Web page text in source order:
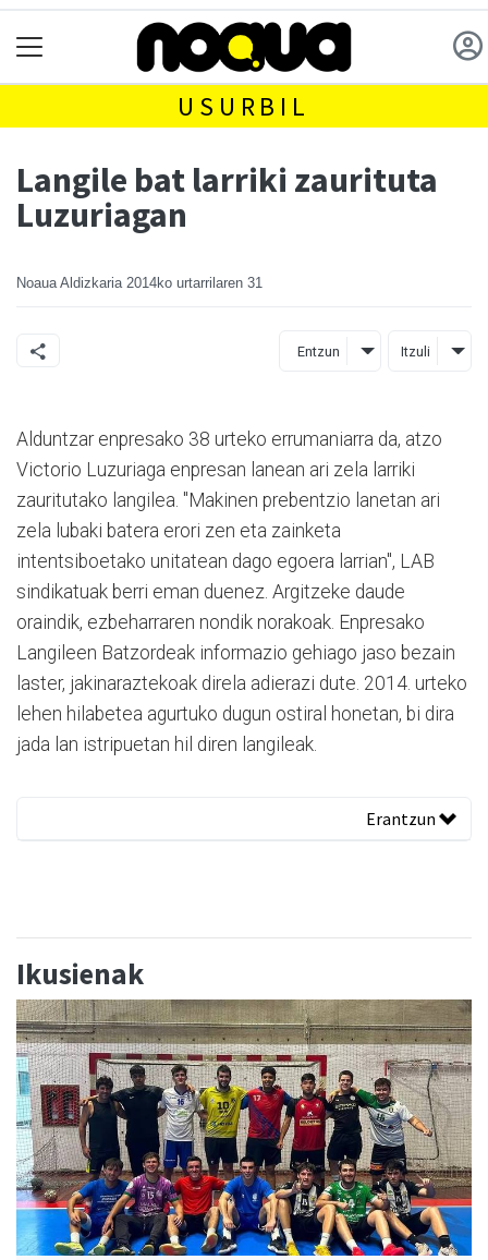
USURBIL
Langile bat larriki zaurituta
Luzuriagan
Noaua Aldizkaria 2014ko urtarrilaren 31
Entzun Itzuli
Alduntzar enpresako 38 urteko errumaniarra da, atzo
Victorio Luzuriaga enpresan lanean ari zela larriki
zauritutako langilea. "Makinen prebentzio lanetan ari
zela lubaki batera erori zen eta zainketa
intentsiboetako unitatean dago egoera larrian", LAB
sindikatuak berri eman duenez. Argitzeke daude
oraindik, ezbeharraren nondik norakoak. Enpresako
Langileen Batzordeak informazio gehiago jaso bezain
laster, jakinaraztekoak direla adierazi dute. 2014. urteko
lehen hilabetea agurtuko dugun ostiral honetan, bi dira
jada lan istripuetan hil diren langileak.
Erantzun
Ikusienak